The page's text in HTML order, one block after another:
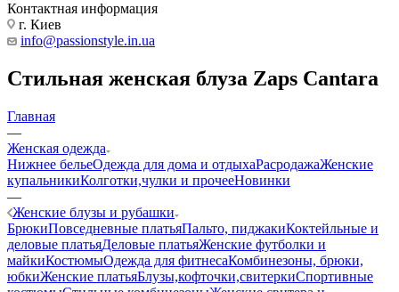
Контактная информация
г. Киев
info@passionstyle.in.ua
Стильная женская блуза Zaps Cantara
Главная
—
Женская одежда
Нижнее бельеОдежда для дома и отдыхаРасродажаЖенские
купальникиКолготки,чулки и прочееНовинки
—
Женские блузы и рубашки
БрюкиПовседневные платьяПальто, пиджакиКоктейльные и
деловые платьяДеловые платьяЖенские футболки и
майкиКостюмыОдежда для фитнесаКомбинезоны, брюки,
юбкиЖенские платьяБлузы,кофточки,свитеркиСпортивные